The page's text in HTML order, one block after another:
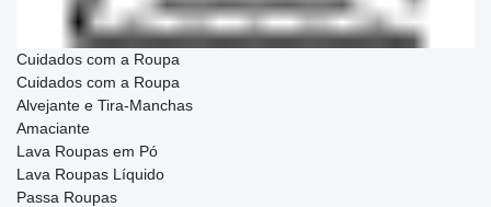
Cuidados com a Roupa
Cuidados com a Roupa
Alvejante e Tira-Manchas
Amaciante
Lava Roupas em Pó
Lava Roupas Líquido
Passa Roupas